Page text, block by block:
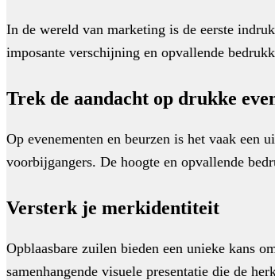
In de wereld van marketing is de eerste
imposante verschijning en opvallende
Trek de aandacht op drukke
Op evenementen en beurzen is het vaak een
voorbijgangers. De hoogte en opvallende
Versterk je merkidentiteit
Opblaasbare zuilen bieden een unieke kans
samenhangende visuele presentatie die de